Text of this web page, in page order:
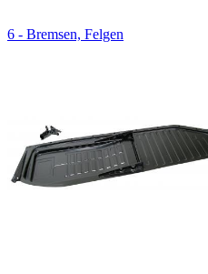
6 - Bremsen, Felgen